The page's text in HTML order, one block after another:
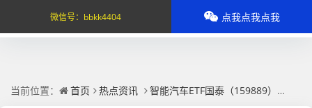
当前位置： 首页 热点资讯 智能汽车ETF国泰（159889）盘中上涨1.5%，智驾升级与自主可控受关注
微信号： bbkk4404 点我点我点我